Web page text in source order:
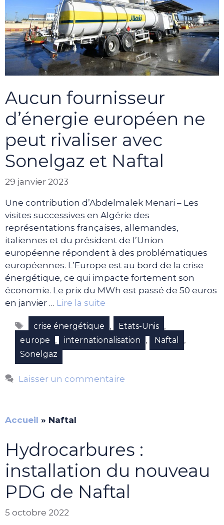
Aucun fournisseur
d’énergie européen ne
peut rivaliser avec
Sonelgaz et Naftal
29 janvier 2023
Une contribution d’Abdelmalek Menari – Les
visites successives en Algérie des
représentations françaises, allemandes,
italiennes et du président de l’Union
européenne répondent à des problématiques
européennes. L’Europe est au bord de la crise
énergétique, ce qui impacte fortement son
économie. Le prix du MWh est passé de 50 euros
en janvier … Lire la suite
Étiquettes
crise énergétique , Etats-Unis ,
europe , internationalisation , Naftal ,
Sonelgaz
Laisser un commentaire
Accueil » Naftal
Hydrocarbures :
installation du nouveau
PDG de Naftal
5 octobre 2022